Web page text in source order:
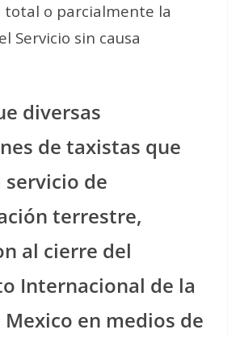
o parcialmente la
Servicio sin causa
diversas
de taxistas que
de
terrestre,
al cierre del
Internacional de la
Mexico en medios de